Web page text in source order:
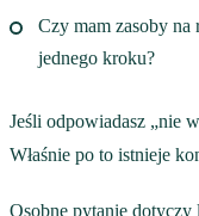
Czy mam zasoby na
jednego kroku?
Jeśli odpowiadasz „nie
Właśnie po to istnieje
Osobne pytanie dotyczy